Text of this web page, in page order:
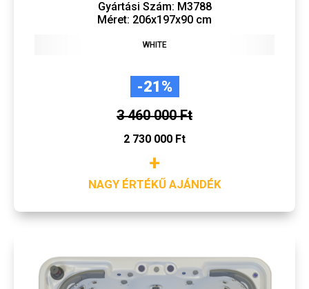
Gyártási Szám: M3788
Méret: 206x197x90 cm
WHITE
-21%
3 460 000 Ft
2 730 000 Ft
+
NAGY ÉRTÉKŰ AJÁNDÉK